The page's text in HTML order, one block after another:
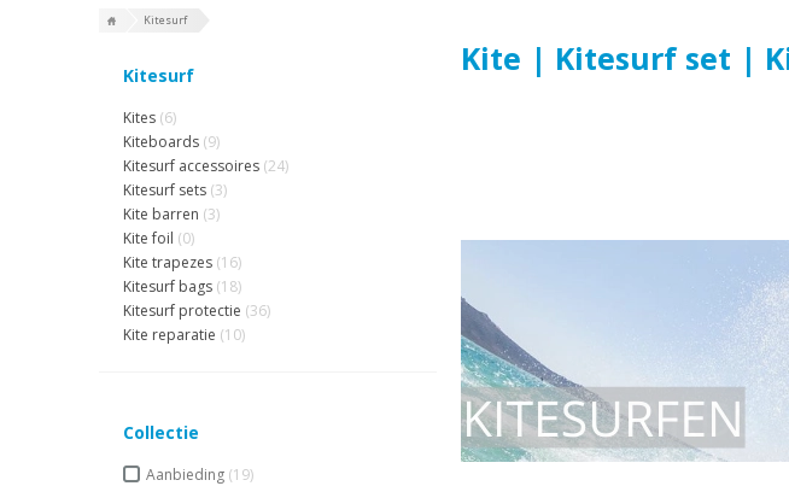
Kitesurf
Kitesurf
Kites (6)
Kiteboards (9)
Kitesurf accessoires (24)
Kitesurf sets (3)
Kite barren (3)
Kite foil (0)
Kite trapezes (16)
Kitesurf bags (18)
Kitesurf protectie (36)
Kite reparatie (10)
Collectie
Aanbieding (19)
Kite | Kitesurf set |